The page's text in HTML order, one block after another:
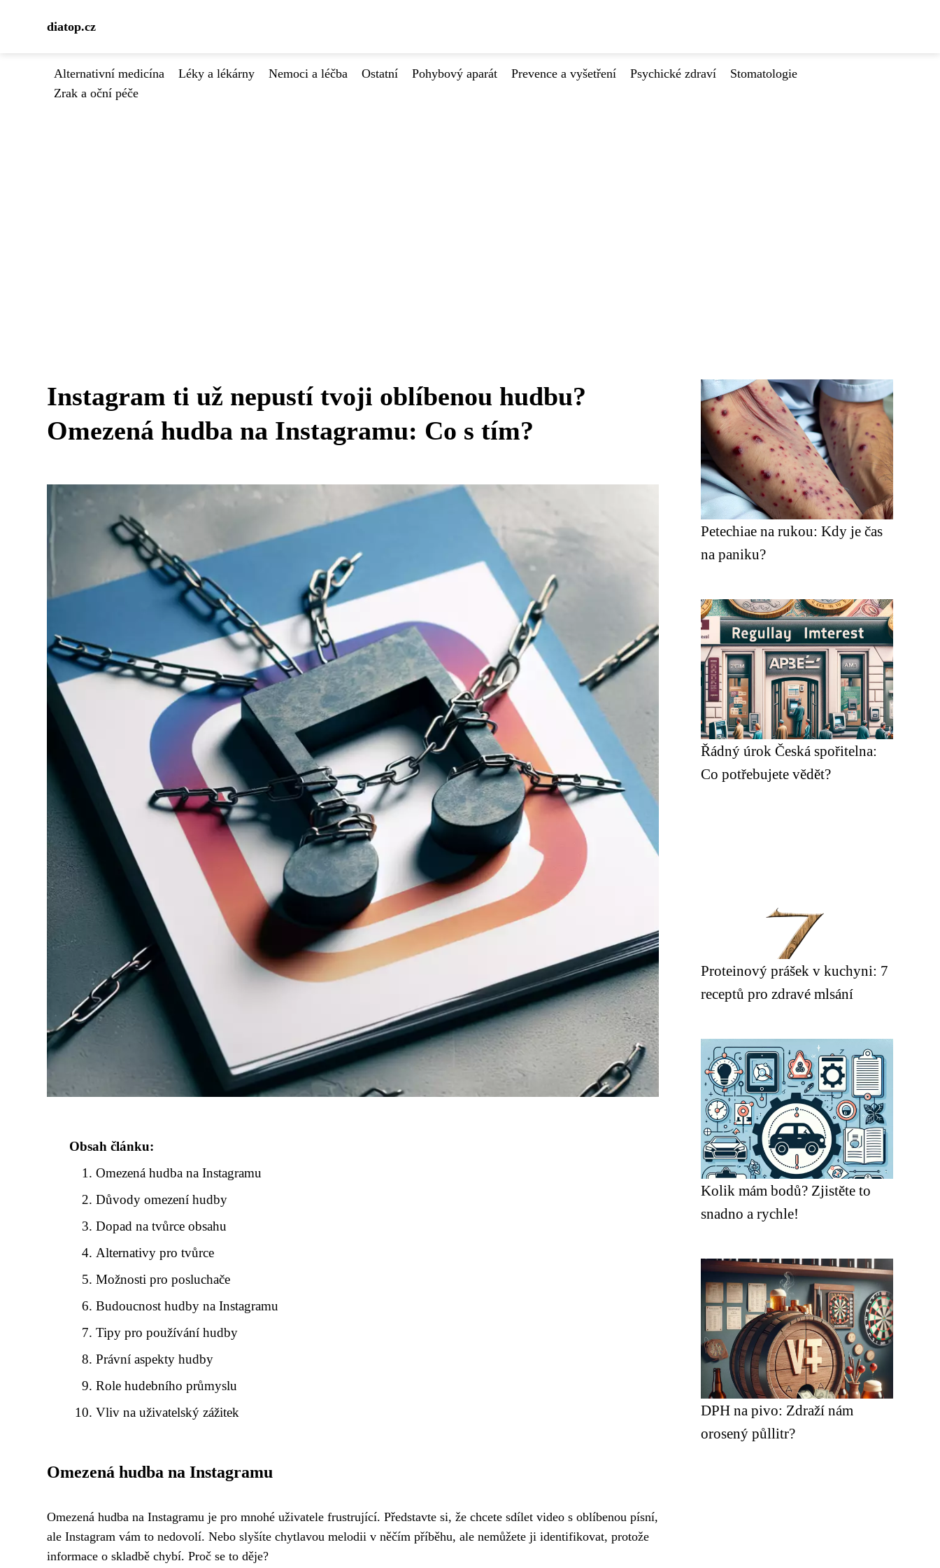
diatop.cz
Alternativní medicína Léky a lékárny Nemoci a léčba Ostatní Pohybový aparát Prevence a vyšetření Psychické zdraví
Stomatologie
Zrak a oční péče
Instagram ti už nepustí tvoji oblíbenou hudbu?
Omezená hudba na Instagramu: Co s tím?
Obsah článku:
Omezená hudba na Instagramu
Důvody omezení hudby
Dopad na tvůrce obsahu
Alternativy pro tvůrce
Možnosti pro posluchače
Budoucnost hudby na Instagramu
Tipy pro používání hudby
Právní aspekty hudby
Role hudebního průmyslu
Vliv na uživatelský zážitek
Omezená hudba na Instagramu
Omezená hudba na Instagramu je pro mnohé uživatele frustrující. Představte si, že chcete sdílet video s oblíbenou písní,
ale Instagram vám to nedovolí. Nebo slyšíte chytlavou melodii v něčím příběhu, ale nemůžete ji identifikovat, protože
informace o skladbě chybí. Proč se to děje?
Petechiae na rukou: Kdy je čas
na paniku?
Řádný úrok Česká spořitelna:
Co potřebujete vědět?
Proteinový prášek v kuchyni: 7
receptů pro zdravé mlsání
Kolik mám bodů? Zjistěte to
snadno a rychle!
DPH na pivo: Zdraží nám
orosený půllitr?